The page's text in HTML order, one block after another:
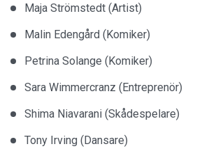
Maja Strömstedt (Artist)
Malin Edengård (Komiker)
Petrina Solange (Komiker)
Sara Wimmercranz (Entreprenör)
Shima Niavarani (Skådespelare)
Tony Irving (Dansare)